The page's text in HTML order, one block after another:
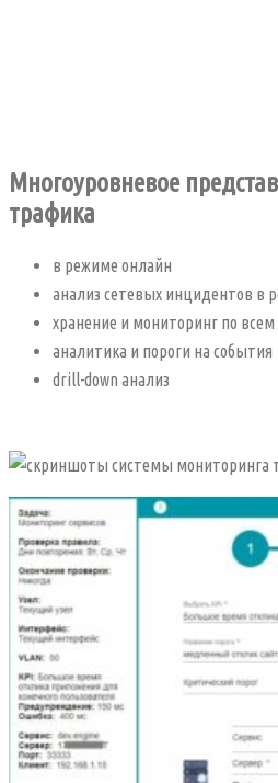
Многоуровневое
трафика
в режиме онлайн
анализ сетевых инцидентов
хранение и мониторинг по всем
аналитика и пороги на события
drill-down анализ